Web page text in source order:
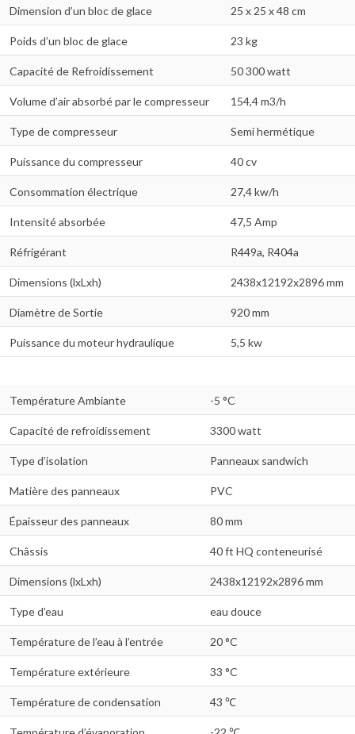
Dimension d’un bloc de glace 25 x 25 x 48 cm
Poids d’un bloc de glace 23 kg
Capacité de Refroidissement 50 300 watt
Volume d’air absorbé par le compresseur 154,4 m3/h
Type de compresseur Semi hermétique
Puissance du compresseur 40 cv
Consommation électrique 27,4 kw/h
Intensité absorbée 47,5 Amp
Réfrigérant R449a, R404a
Dimensions (lxLxh) 2438x12192x2896 mm
Diamètre de Sortie 920 mm
Puissance du moteur hydraulique 5,5 kw
Température Ambiante -5 °C
Capacité de refroidissement 3300 watt
Type d’isolation Panneaux sandwich
Matière des panneaux PVC
Épaisseur des panneaux 80 mm
Châssis 40 ft HQ conteneurisé
Dimensions (lxLxh) 2438x12192x2896 mm
Type d’eau eau douce
Température de l’eau à l’entrée 20 °C
Température extérieure 33 °C
Température de condensation 43 ℃